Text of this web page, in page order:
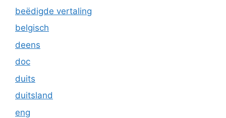
beëdigde vertaling
belgisch
deens
doc
duits
duitsland
eng